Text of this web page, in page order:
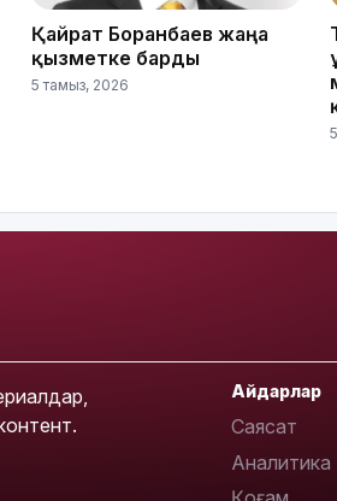
Қайрат Боранбаев жаңа
қызметке барды
5 тамыз, 2026
Айдарлар
Саясат
Аналитика